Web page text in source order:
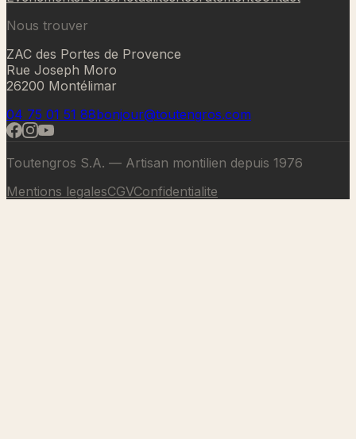
Nous trouver
ZAC des Portes de Provence
Rue Joseph Moro
26200 Montélimar
04 75 01 51 88bonjour@toutengros.com
Toutengros S.A. — Artisan montilien depuis 1976
Mentions legalesCGVConfidentialite